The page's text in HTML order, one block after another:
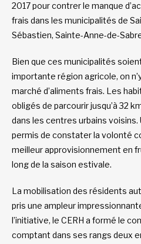
2017 pour contrer le manque
frais dans les municipalités de
Sébastien, Sainte-Anne-de-
Bien que ces municipalités
importante région agricole, on
marché d’aliments frais. Les
obligés de parcourir jusqu’à 32
dans les centres urbains voisins.
permis de constater la volonté
meilleur approvisionnement en
long de la saison estivale.
La mobilisation des résidents
pris une ampleur
l’initiative, le CERH a formé le
comptant dans ses rangs deux